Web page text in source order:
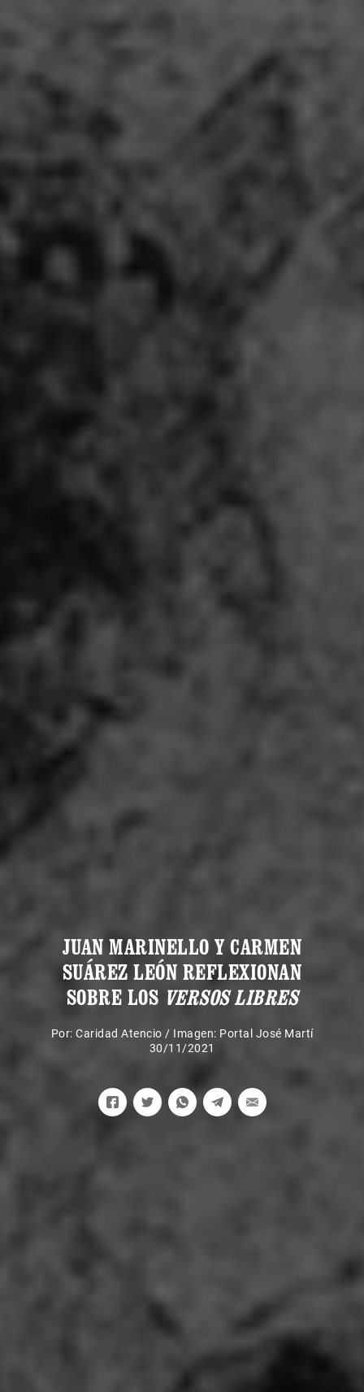
JUAN MARINELLO Y CARMEN
SUÁREZ LEÓN REFLEXIONAN
SOBRE LOS VERSOS LIBRES
Por: Caridad Atencio / Imagen: Portal José Martí
30/11/2021